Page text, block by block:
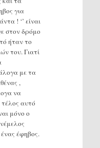
για
! ‘’ είναι
στον δρόμο
ήταν το
του. Γιατί
με τα
,
να
τέλος αυτό
μόνο ο
έφηβος.